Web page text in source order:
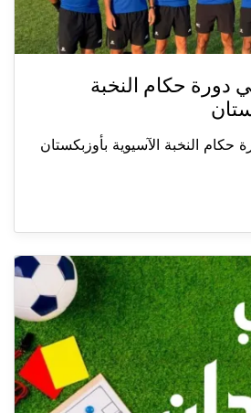
دورة حكام النخبة
حكام النخبة الآسيوية بأوزبكستان